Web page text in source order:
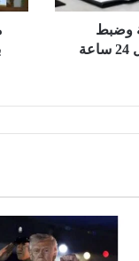
وضبط
ي
ن
و
ا
ط
ن